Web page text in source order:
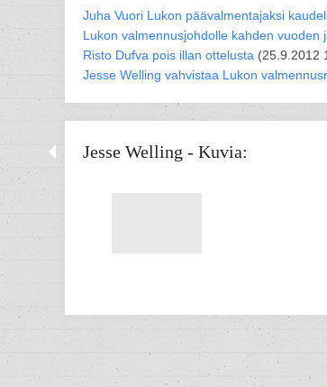
Juha Vuori Lukon päävalmentajaksi
Lukon valmennusjohdolle kahden vuoden
Risto Dufva pois illan ottelusta (25.9.2012
Jesse Welling vahvistaa Lukon
Jesse Welling - Kuvia: